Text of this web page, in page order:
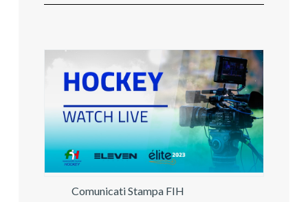
Comunicati Stampa FIH